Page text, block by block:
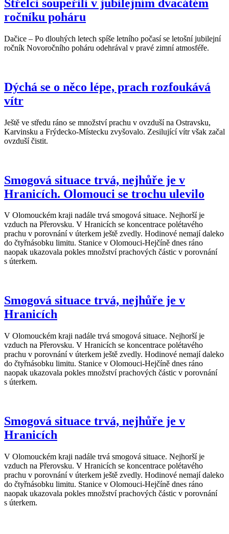
Střelci soupeřili v jubilejním dvacátém
ročníku poháru
Dačice – Po dlouhých letech spíše letního počasí se letošní jubilejní
ročník Novoročního poháru odehrával v pravé zimní atmosféře.
Dýchá se o něco lépe, prach rozfoukává
vítr
Ještě ve středu ráno se množství prachu v ovzduší na Ostravsku,
Karvinsku a Frýdecko-Místecku zvyšovalo. Zesilující vítr však začal
ovzduší čistit.
Smogová situace trvá, nejhůře je v
Hranicích. Olomouci se trochu ulevilo
V Olomouckém kraji nadále trvá smogová situace. Nejhorší je
vzduch na Přerovsku. V Hranicích se koncentrace polétavého
prachu v porovnání v úterkem ještě zvedly. Hodinové nemají daleko
do čtyřnásobku limitu. Stanice v Olomouci-Hejčíně dnes ráno
naopak ukazovala pokles množství prachových částic v porovnání
s úterkem.
Smogová situace trvá, nejhůře je v
Hranicích
V Olomouckém kraji nadále trvá smogová situace. Nejhorší je
vzduch na Přerovsku. V Hranicích se koncentrace polétavého
prachu v porovnání v úterkem ještě zvedly. Hodinové nemají daleko
do čtyřnásobku limitu. Stanice v Olomouci-Hejčíně dnes ráno
naopak ukazovala pokles množství prachových částic v porovnání
s úterkem.
Smogová situace trvá, nejhůře je v
Hranicích
V Olomouckém kraji nadále trvá smogová situace. Nejhorší je
vzduch na Přerovsku. V Hranicích se koncentrace polétavého
prachu v porovnání v úterkem ještě zvedly. Hodinové nemají daleko
do čtyřnásobku limitu. Stanice v Olomouci-Hejčíně dnes ráno
naopak ukazovala pokles množství prachových částic v porovnání
s úterkem.